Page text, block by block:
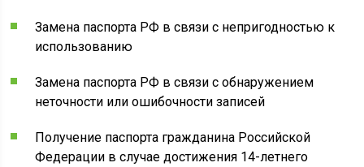
Замена паспорта РФ в связи с непригодностью к
использованию
Замена паспорта РФ в связи с обнаружением
неточности или ошибочности записей
Получение паспорта гражданина Российской
Федерации в случае достижения 14-летнего